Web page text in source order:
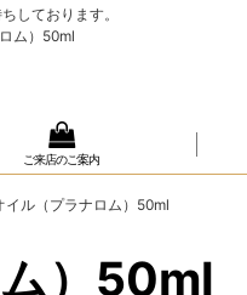
しております。
ロム）50ml
ご来店のご案内
イル（プラナロム）50ml
ム）50ml